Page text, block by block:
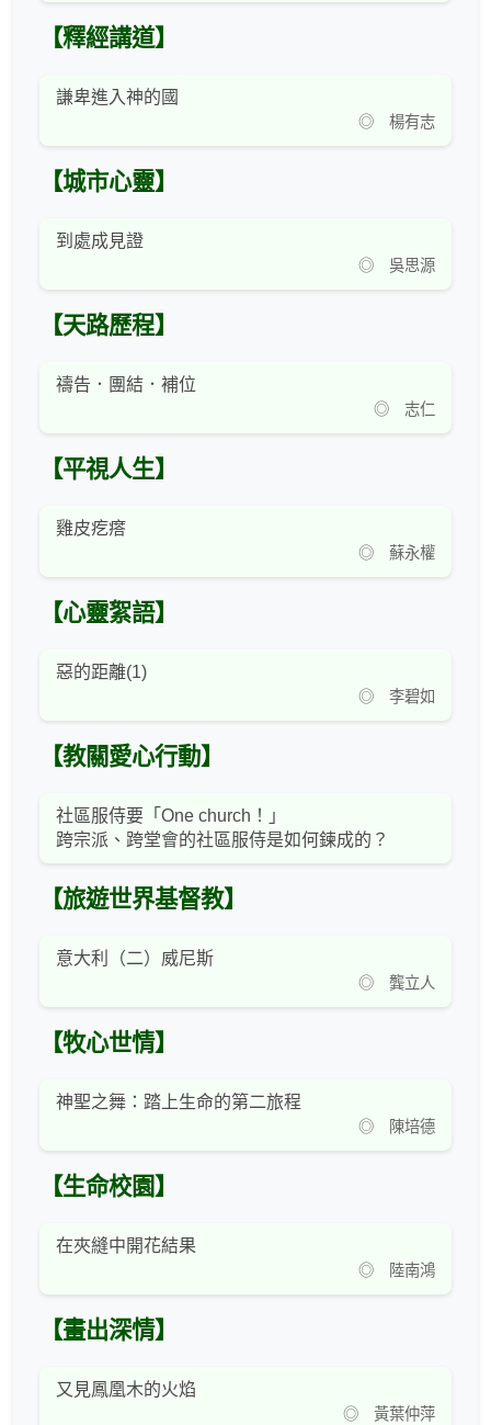
【釋經講道】
謙卑進入神的國
◎ 楊有志
【城市心靈】
到處成見證
◎ 吳思源
【天路歷程】
禱告．團結．補位
◎ 志仁
【平視人生】
雞皮疙瘩
◎ 蘇永權
【心靈絮語】
惡的距離(1)
◎ 李碧如
【教關愛心行動】
社區服侍要「One church！」
跨宗派、跨堂會的社區服侍是如何鍊成的？
【旅遊世界基督教】
意大利（二）威尼斯
◎ 龔立人
【牧心世情】
神聖之舞：踏上生命的第二旅程
◎ 陳培德
【生命校園】
在夾縫中開花結果
◎ 陸南鴻
【畫出深情】
又見鳳凰木的火焰
◎ 黃葉仲萍